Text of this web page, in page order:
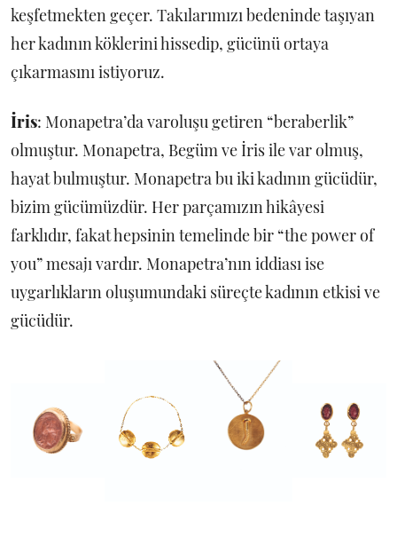
keşfetmekten geçer. Takılarımızı bedeninde taşıyan
her kadının köklerini hissedip, gücünü ortaya
çıkarmasını istiyoruz.
İris: Monapetra’da varoluşu getiren “beraberlik”
olmuştur. Monapetra, Begüm ve İris ile var olmuş,
hayat bulmuştur. Monapetra bu iki kadının gücüdür,
bizim gücümüzdür. Her parçamızın hikâyesi
farklıdır, fakat hepsinin temelinde bir “the power of
you” mesajı vardır. Monapetra’nın iddiası ise
uygarlıkların oluşumundaki süreçte kadının etkisi ve
gücüdür.